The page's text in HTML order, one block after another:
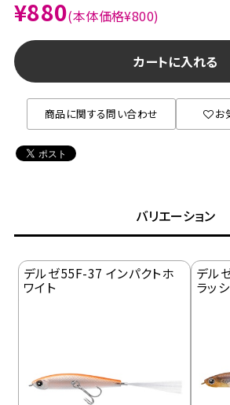
¥880(本体価格¥800)
カートに入れる
商品に関する問い合わせ お
バリエーション
デルゼ55F-37 インパクトホ
ワイト
デル
ラッ